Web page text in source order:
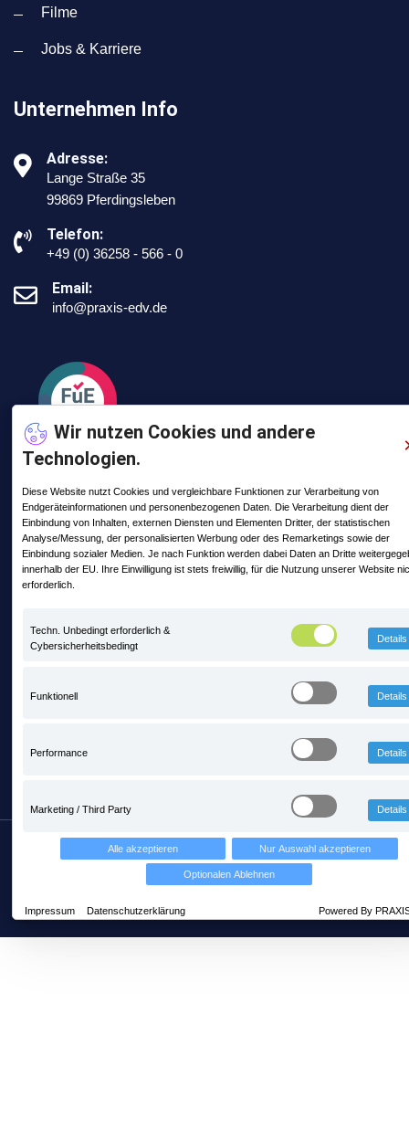
Wir nutzen Cookies und andere
Technologien.
Diese Website nutzt Cookies und vergleichbare Funktionen zur Verarbeitung von
Endgeräteinformationen und personenbezogenen Daten. Die Verarbeitung dient der
Einbindung von Inhalten, externen Diensten und Elementen Dritter, der statistischen
Analyse/Messung, der personalisierten Werbung oder des Remarketings sowie der
Einbindung sozialer Medien. Je nach Funktion werden dabei Daten an Dritte
innerhalb der EU. Ihre Einwilligung ist stets freiwillig, für die Nutzung unserer Website
erforderlich.
Techn. Unbedingt erforderlich &
Cybersicherheitsbedingt
Details
Funktionell Details
Performance Details
Marketing / Third Party Details
Alle akzeptieren Nur Auswahl akzeptieren
Optionalen Ablehnen
Impressum Datenschutzerklärung Powered By
Filme
Jobs & Karriere
Unternehmen Info
Adresse:
Lange Straße 35
99869 Pferdingsleben
Telefon:
+49 (0) 36258 - 566 - 0
Email:
info@praxis-edv.de
Letzte Posts
Mit PRAXIS auf Zeitreise mitten im
Copyright © PRAXIS EDV Betriebswirtschaft- und
Über uns